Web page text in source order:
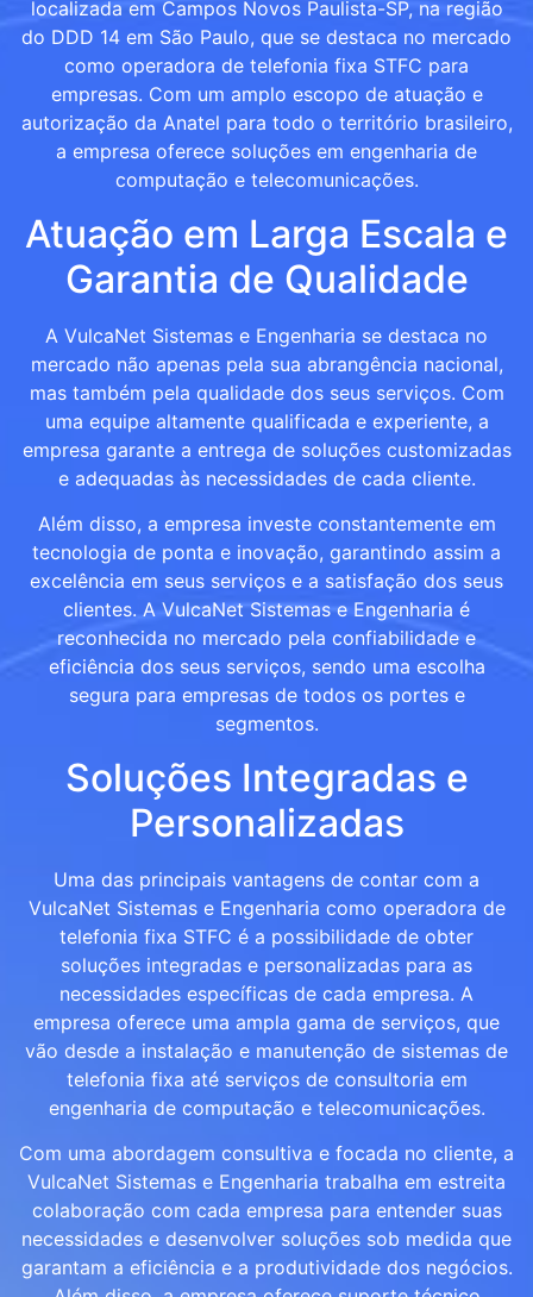
localizada em Campos Novos Paulista-SP, na região
do DDD 14 em São Paulo, que se destaca no mercado
como operadora de telefonia fixa STFC para
empresas. Com um amplo escopo de atuação e
autorização da Anatel para todo o território brasileiro,
a empresa oferece soluções em engenharia de
computação e telecomunicações.
Atuação em Larga Escala e
Garantia de Qualidade
A VulcaNet Sistemas e Engenharia se destaca no
mercado não apenas pela sua abrangência nacional,
mas também pela qualidade dos seus serviços. Com
uma equipe altamente qualificada e experiente, a
empresa garante a entrega de soluções customizadas
e adequadas às necessidades de cada cliente.
Além disso, a empresa investe constantemente em
tecnologia de ponta e inovação, garantindo assim a
excelência em seus serviços e a satisfação dos seus
clientes. A VulcaNet Sistemas e Engenharia é
reconhecida no mercado pela confiabilidade e
eficiência dos seus serviços, sendo uma escolha
segura para empresas de todos os portes e
segmentos.
Soluções Integradas e
Personalizadas
Uma das principais vantagens de contar com a
VulcaNet Sistemas e Engenharia como operadora de
telefonia fixa STFC é a possibilidade de obter
soluções integradas e personalizadas para as
necessidades específicas de cada empresa. A
empresa oferece uma ampla gama de serviços, que
vão desde a instalação e manutenção de sistemas de
telefonia fixa até serviços de consultoria em
engenharia de computação e telecomunicações.
Com uma abordagem consultiva e focada no cliente, a
VulcaNet Sistemas e Engenharia trabalha em estreita
colaboração com cada empresa para entender suas
necessidades e desenvolver soluções sob medida que
garantam a eficiência e a produtividade dos negócios.